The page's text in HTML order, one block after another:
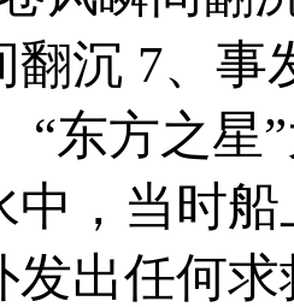
沉 7、事
方之星”
，当时
出任何